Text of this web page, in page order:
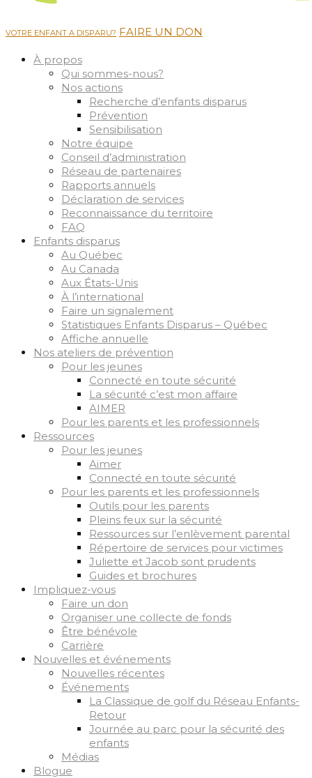
VOTRE ENFANT A DISPARU? FAIRE UN DON
À propos
Qui sommes-nous?
Nos actions
Recherche d’enfants disparus
Prévention
Sensibilisation
Notre équipe
Conseil d’administration
Réseau de partenaires
Rapports annuels
Déclaration de services
Reconnaissance du territoire
FAQ
Enfants disparus
Au Québec
Au Canada
Aux États-Unis
À l’international
Faire un signalement
Statistiques Enfants Disparus – Québec
Affiche annuelle
Nos ateliers de prévention
Pour les jeunes
Connecté en toute sécurité
La sécurité c’est mon affaire
AIMER
Pour les parents et les professionnels
Ressources
Pour les jeunes
Aimer
Connecté en toute sécurité
Pour les parents et les professionnels
Outils pour les parents
Pleins feux sur la sécurité
Ressources sur l’enlèvement parental
Répertoire de services pour victimes
Juliette et Jacob sont prudents
Guides et brochures
Impliquez-vous
Faire un don
Organiser une collecte de fonds
Être bénévole
Carrière
Nouvelles et événements
Nouvelles récentes
Événements
La Classique de golf du Réseau Enfants-
Retour
Journée au parc pour la sécurité des
enfants
Médias
Blogue